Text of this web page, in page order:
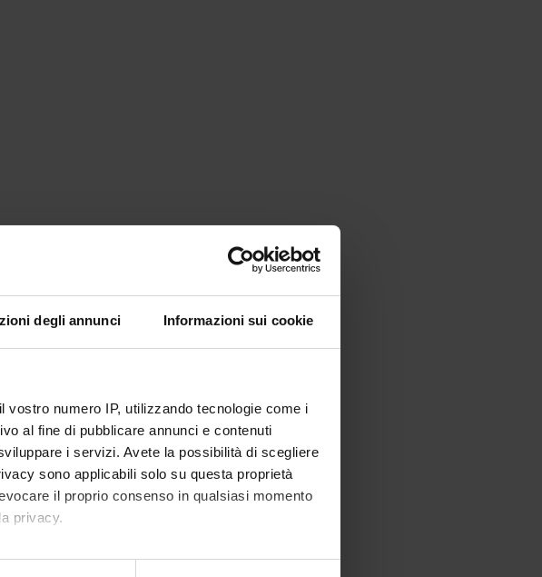
degli annunci Informazioni sui cookie
numero IP, utilizzando tecnologie come i
al fine di pubblicare annunci e contenuti
i servizi. Avete la possibilità di scegliere
sono applicabili solo su questa proprietà
il proprio consenso in qualsiasi momento
privacy.